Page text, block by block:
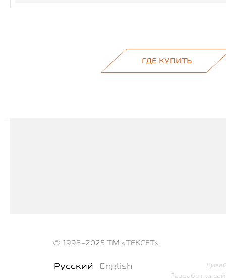
ГДЕ КУПИТЬ
Русский English
© 1993-2025 ТМ «ТЕКСЕТ»
Разработка